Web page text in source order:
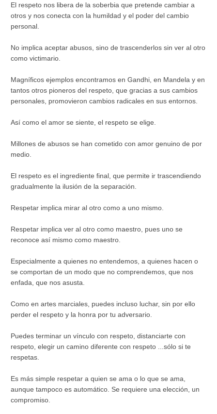
El respeto nos libera de la soberbia que pretende cambiar a
otros y nos conecta con la humildad y el poder del cambio
personal.
No implica aceptar abusos, sino de trascenderlos sin ver al otro
como victimario.
Magníficos ejemplos encontramos en Gandhi, en Mandela y en
tantos otros pioneros del respeto, que gracias a sus cambios
personales, promovieron cambios radicales en sus entornos.
Así como el amor se siente, el respeto se elige.
Millones de abusos se han cometido con amor genuino de por
medio.
El respeto es el ingrediente final, que permite ir trascendiendo
gradualmente la ilusión de la separación.
Respetar implica mirar al otro como a uno mismo.
Respetar implica ver al otro como maestro, pues uno se
reconoce así mismo como maestro.
Especialmente a quienes no entendemos, a quienes hacen o
se comportan de un modo que no comprendemos, que nos
enfada, que nos asusta.
Como en artes marciales, puedes incluso luchar, sin por ello
perder el respeto y la honra por tu adversario.
Puedes terminar un vínculo con respeto, distanciarte con
respeto, elegir un camino diferente con respeto ...sólo si te
respetas.
Es más simple respetar a quien se ama o lo que se ama,
aunque tampoco es automático. Se requiere una elección, un
compromiso.